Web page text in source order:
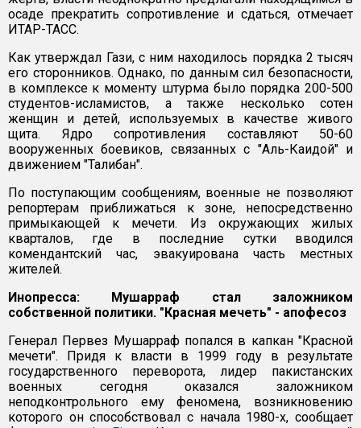
осаде прекратить сопротивление и сдаться, отмечает
ИТАР-ТАСС.
Как утверждал Гази, с ним находилось порядка 2 тысяч
его сторонников. Однако, по данным сил безопасности,
в комплексе к моменту штурма было порядка 200-500
студентов-исламистов, а также несколько сотен
женщин и детей, используемых в качестве живого
щита. Ядро сопротивления составляют 50-60
вооруженных боевиков, связанных с "Аль-Каидой" и
движением "Талибан".
По поступающим сообщениям, военные не позволяют
репортерам приближаться к зоне, непосредственно
примыкающей к мечети. Из окружающих жилых
кварталов, где в последние сутки вводился
комендантский час, эвакуирована часть местных
жителей.
Инопресса: Мушарраф стал заложником
собственной политики. "Красная мечеть" - апофесоз
Генерал Первез Мушарраф попался в капкан "Красной
мечети". Придя к власти в 1999 году в результате
государственного переворота, лидер пакистанских
военных сегодня оказался заложником
неподконтрольного ему феномена, возникновению
которого он способствовал с начала 1980-х, сообщает